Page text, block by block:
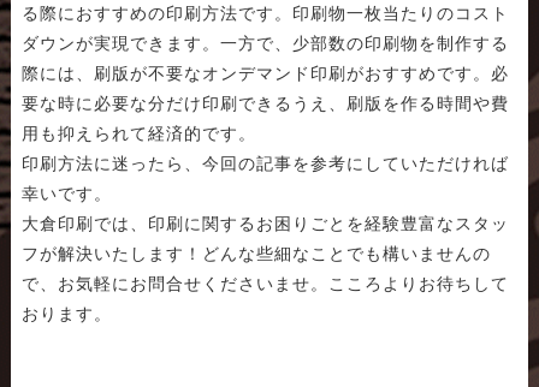
る際におすすめの印刷方法です。印刷物一枚当たりのコスト
ダウンが実現できます。一方で、少部数の印刷物を制作する
際には、刷版が不要なオンデマンド印刷がおすすめです。必
要な時に必要な分だけ印刷できるうえ、刷版を作る時間や費
用も抑えられて経済的です。
印刷方法に迷ったら、今回の記事を参考にしていただければ
幸いです。
大倉印刷では、印刷に関するお困りごとを経験豊富なスタッ
フが解決いたします！どんな些細なことでも構いませんの
で、お気軽にお問合せくださいませ。こころよりお待ちして
おります。